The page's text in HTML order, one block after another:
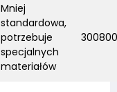
Mniej
standardowa,
potrzebuje
specjalnych
materiałów
300800